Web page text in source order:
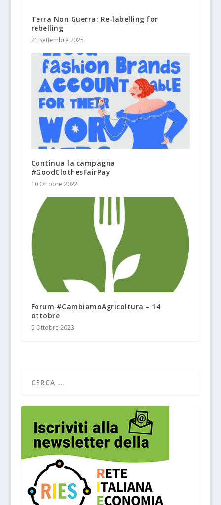
Terra Non Guerra: Re-labelling for
rebelling
23 Settembre 2025
Continua la campagna
#GoodClothesFairPay
10 Ottobre 2022
Forum #CambiamoAgricoltura – 14
ottobre
5 Ottobre 2023